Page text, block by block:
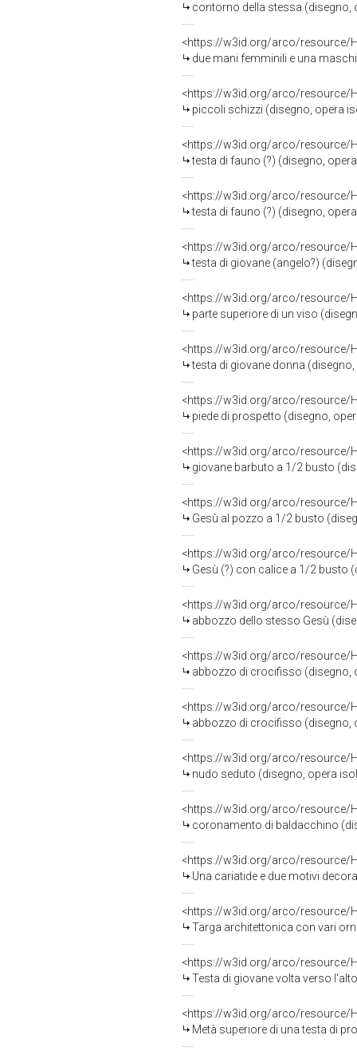
contorno della stessa (disegno,
<https://w3id.org/arco/resource/
due mani femminili e una
<https://w3id.org/arco/resource/
piccoli schizzi (disegno, opera
<https://w3id.org/arco/resource/
testa di fauno (?) (disegno,
<https://w3id.org/arco/resource/
testa di fauno (?) (disegno,
<https://w3id.org/arco/resource/
testa di giovane (angelo?)
<https://w3id.org/arco/resource/
parte superiore di un viso
<https://w3id.org/arco/resource/
testa di giovane donna
<https://w3id.org/arco/resource/
piede di prospetto (disegno,
<https://w3id.org/arco/resource/
giovane barbuto a 1/2 busto
<https://w3id.org/arco/resource/
Gesù al pozzo a 1/2 busto
<https://w3id.org/arco/resource/
Gesù (?) con calice a 1/2 busto
<https://w3id.org/arco/resource/
abbozzo dello stesso Gesù
<https://w3id.org/arco/resource/
abbozzo di crocifisso (disegno,
<https://w3id.org/arco/resource/
abbozzo di crocifisso (disegno,
<https://w3id.org/arco/resource/
nudo seduto (disegno, opera
<https://w3id.org/arco/resource/
coronamento di baldacchino
<https://w3id.org/arco/resource/
Una cariatide e due motivi
<https://w3id.org/arco/resource/
Targa architettonica con vari
<https://w3id.org/arco/resource/
Testa di giovane volta verso
<https://w3id.org/arco/resource/
Metà superiore di una testa di